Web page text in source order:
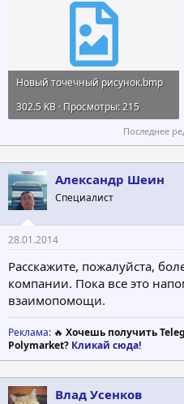
Новый точечный рисунок.bmp
302.5 KB · Просмотры: 215
Последнее
Александр Шеин
Специалист
28.01.2014
Расскажите, пожалуйста,
компании. Пока все это
взаимопомощи.
Реклама: 🔥 Хочешь получить
Polymarket? Кликай сюда!
Влад Усенков